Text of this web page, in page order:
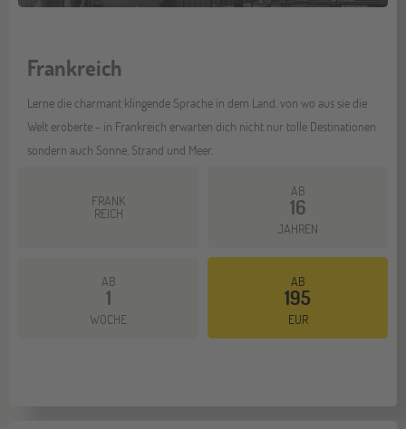
Frankreich
Lerne die charmant klingende Sprache in dem Land, von wo aus sie die
Welt eroberte - in Frankreich erwarten dich nicht nur tolle Destinationen
sondern auch Sonne, Strand und Meer.
FRANK
REICH
AB
16
JAHREN
AB
1
WOCHE
AB
195
EUR